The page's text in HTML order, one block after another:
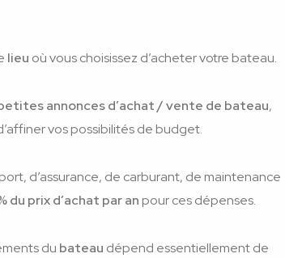
lieu où vous choisissez d’acheter votre bateau.
annonces d’achat / vente de bateau,
vos possibilités de budget.
d’assurance, de carburant, de maintenance
du prix d’achat par anpour ces dépenses.
du bateau dépend essentiellement de